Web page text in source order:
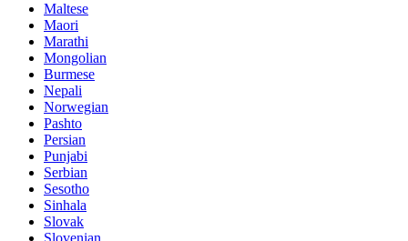
Maltese
Maori
Marathi
Mongolian
Burmese
Nepali
Norwegian
Pashto
Persian
Punjabi
Serbian
Sesotho
Sinhala
Slovak
Slovenian